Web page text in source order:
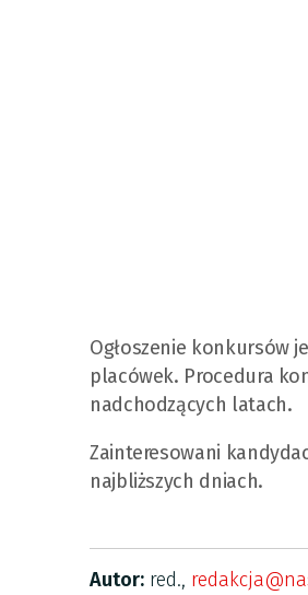
Ogłoszenie konkursów
placówek. Procedura
nadchodzących latach.
Zainteresowani
najbliższych dniach.
Autor: red.,